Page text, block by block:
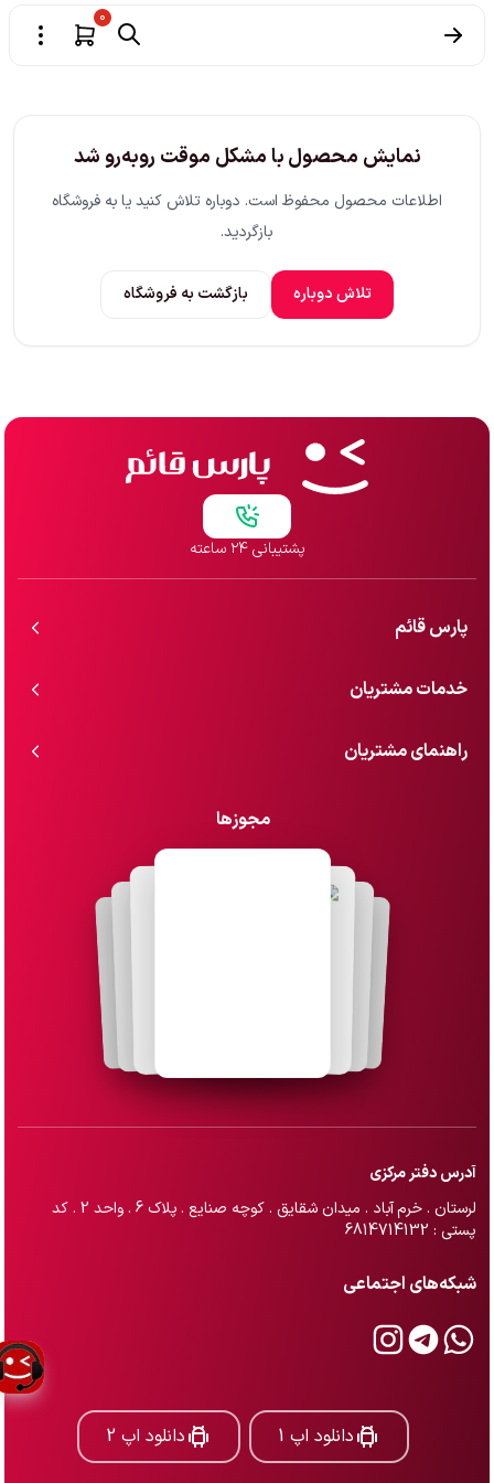
0
نمایش محصول با مشکل موقت روبه‌رو شد
اطلاعات محصول محفوظ است. دوباره تلاش کنید یا به فروشگاه
بازگردید.
تلاش دوباره بازگشت به فروشگاه
پشتیبانی ۲۴ ساعته
پارس قائم
خدمات مشتریان
راهنمای مشتریان
مجوزها
آدرس دفتر مرکزی
لرستان . خرم آباد . میدان شقایق . کوچه صنایع . پلاک 6 . واحد 2 . کد
پستی : 6814714132
شبکه‌های اجتماعی
دانلود اپ 1 دانلود اپ 2